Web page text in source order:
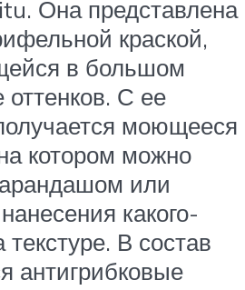
Она представлена
краской,
в большом
оттенков. С ее
моющееся
котором можно
или
какого-
В состав
антигрибковые